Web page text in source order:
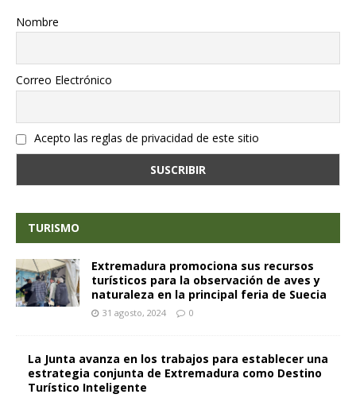
Nombre
Correo Electrónico
Acepto las reglas de privacidad de este sitio
TURISMO
Extremadura promociona sus recursos
turísticos para la observación de aves y
naturaleza en la principal feria de Suecia
31 agosto, 2024 0
La Junta avanza en los trabajos para establecer una
estrategia conjunta de Extremadura como Destino
Turístico Inteligente